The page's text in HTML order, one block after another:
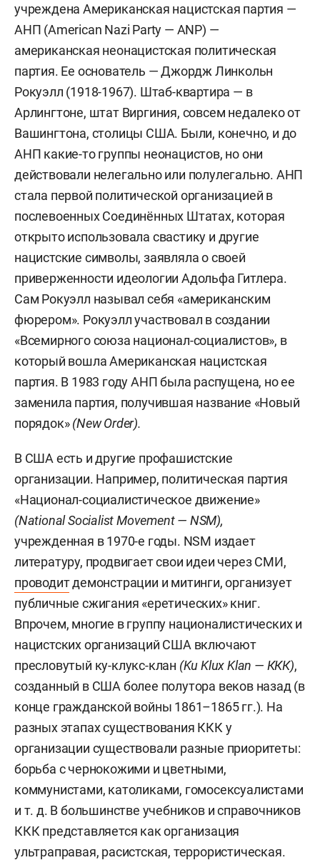
учреждена Американская нацистская партия —
АНП (American Nazi Party — ANP) —
американская неонацистская политическая
партия. Ее основатель — Джордж Линкольн
Рокуэлл (1918-1967). Штаб-квартира — в
Арлингтоне, штат Виргиния, совсем недалеко от
Вашингтона, столицы США. Были, конечно, и до
АНП какие-то группы неонацистов, но они
действовали нелегально или полулегально. АНП
стала первой политической организацией в
послевоенных Соединённых Штатах, которая
открыто использовала свастику и другие
нацистские символы, заявляла о своей
приверженности идеологии Адольфа Гитлера.
Сам Рокуэлл называл себя «американским
фюрером». Рокуэлл участвовал в создании
«Всемирного союза национал-социалистов», в
который вошла Американская нацистская
партия. В 1983 году АНП была распущена, но ее
заменила партия, получившая название «Новый
порядок»(New Order).
В США есть и другие профашистские
организации. Например, политическая партия
«Национал-социалистическое движение»
(National Socialist Movement — NSM),
учрежденная в 1970-е годы. NSM издает
литературу, продвигает свои идеи через СМИ,
проводитдемонстрации и митинги, организует
публичные сжигания «еретических» книг.
Впрочем, многие в группу националистических и
нацистских организаций США включают
пресловутый ку-клукс-клан (Ku Klux Klan — ККК),
созданный в США более полутора веков назад (в
конце гражданской войны 1861–1865 гг.). На
разных этапах существования ККК у
организации существовали разные приоритеты:
борьба с чернокожими и цветными,
коммунистами, католиками, гомосексуалистами
и т. д. В большинстве учебников и справочников
ККК представляется как организация
ультраправая, расистская, террористическая.